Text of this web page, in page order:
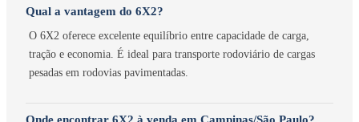
Qual a vantagem do 6X2?
O 6X2 oferece excelente equilíbrio entre capacidade de carga,
tração e economia. É ideal para transporte rodoviário de cargas
pesadas em rodovias pavimentadas.